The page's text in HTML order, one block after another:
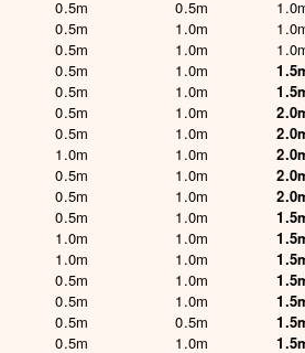
0.5m
0.5m
0.5m
0.5m
0.5m
0.5m
0.5m
1.0m
0.5m
0.5m
0.5m
1.0m
1.0m
0.5m
0.5m
0.5m
0.5m
0.5m
1.0m
1.0m
1.0m
1.0m
1.0m
1.0m
1.0m
1.0m
1.0m
1.0m
1.0m
1.0m
1.0m
1.0m
0.5m
1.0m